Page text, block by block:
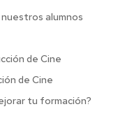
alumnos
de Cine
de Cine
tu formación?